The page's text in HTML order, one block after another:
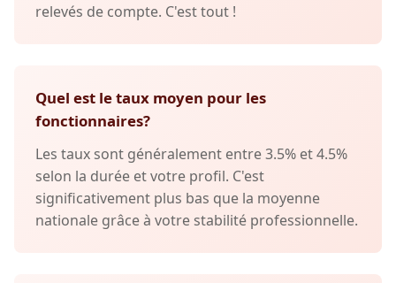
relevés de compte. C'est tout !
Quel est le taux moyen pour les
fonctionnaires?
Les taux sont généralement entre 3.5% et 4.5%
selon la durée et votre profil. C'est
significativement plus bas que la moyenne
nationale grâce à votre stabilité professionnelle.